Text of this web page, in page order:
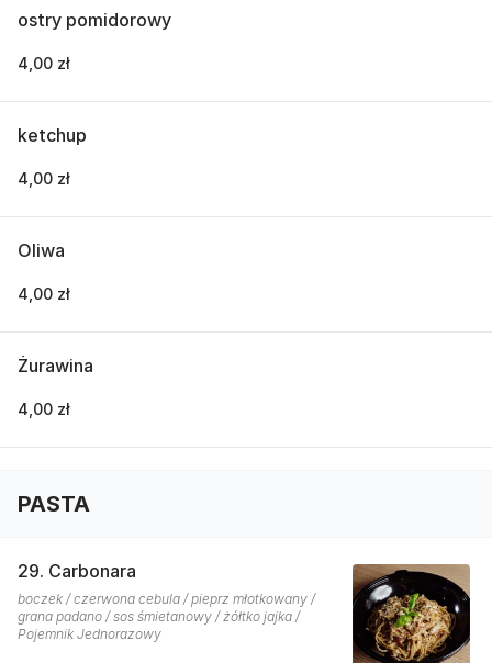
ostry pomidorowy
4,00 zł
ketchup
4,00 zł
Oliwa
4,00 zł
Żurawina
4,00 zł
PASTA
29. Carbonara
boczek / czerwona cebula / pieprz młotkowany /
grana padano / sos śmietanowy / żółtko jajka /
Pojemnik Jednorazowy